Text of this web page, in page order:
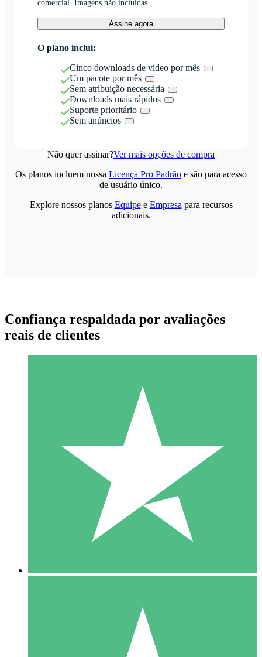
comercial. Imagens não incluídas.
Assine agora
O plano inclui:
Cinco downloads de vídeo por mês
Um pacote por mês
Sem atribuição necessária
Downloads mais rápidos
Suporte prioritário
Sem anúncios
Não quer assinar?Ver mais opções de compra
Pacotes de Créditos Individuais
Pague conforme o uso com créditos de download. Sem
1000
10 Downloads
20 00
Os planos incluem nossa Licença Pro Padrão e são para acesso
de usuário único.
Explore nossos planos Equipee Empresa para recursos
adicionais.
Confiança respaldada por avaliações
reais de clientes